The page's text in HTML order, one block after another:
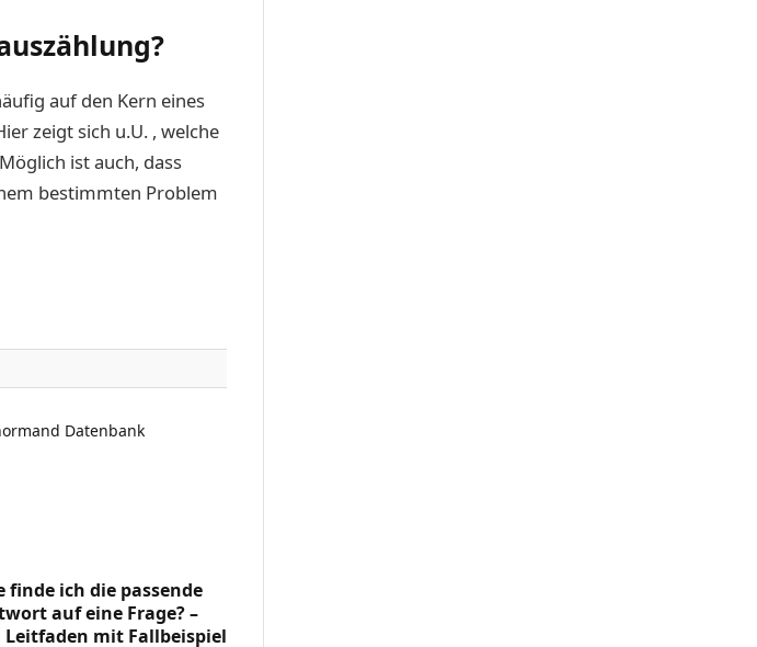
auf den Kern eines
zeigt sich u.U. , welche
ist auch, dass
bestimmten Problem
finde ich die passende
auf eine Frage? –
Leitfaden mit Fallbeispiel